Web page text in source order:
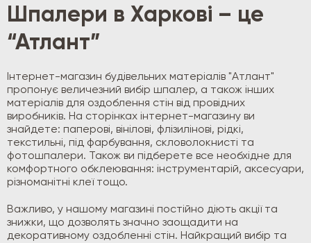
Шпалери в Харкові – це
“Атлант”
Інтернет-магазин будівельних матеріалів "Атлант"
пропонує величезний вибір шпалер, а також інших
матеріалів для оздоблення стін від провідних
виробників. На сторінках інтернет-магазину ви
знайдете: паперові, вінілові, флізилінові, рідкі,
текстильні, під фарбування, скловолокнисті та
фотошпалери. Також ви підберете все необхідне для
комфортного обклеювання: інструментарій, аксесуари,
різноманітні клеї тощо.
Важливо, у нашому магазині постійно діють акції та
знижки, що дозволять значно заощадити на
декоративному оздобленні стін. Найкращий вибір та